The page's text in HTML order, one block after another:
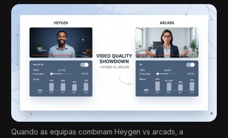
Quando as equipas combinam Heygen vs arcads, a